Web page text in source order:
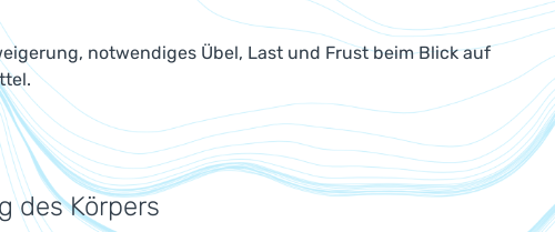
notwendiges Übel, Last und Frust beim Blick auf
des Körpers